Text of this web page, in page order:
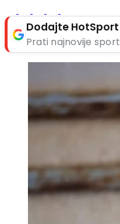
Dodajte
Prati najnovije